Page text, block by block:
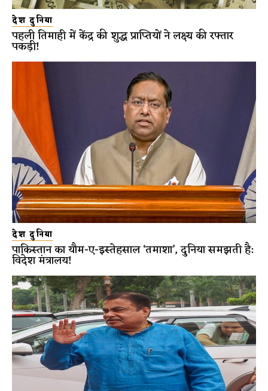
देश दुनिया
पहली तिमाही में केंद्र की शुद्ध प्राप्तियों ने लक्ष्य की रफ्तार
पकड़ी!
देश दुनिया
पाकिस्तान का यौम-ए-इस्तेहसाल ‘तमाशा’, दुनिया समझती है:
विदेश मंत्रालय!